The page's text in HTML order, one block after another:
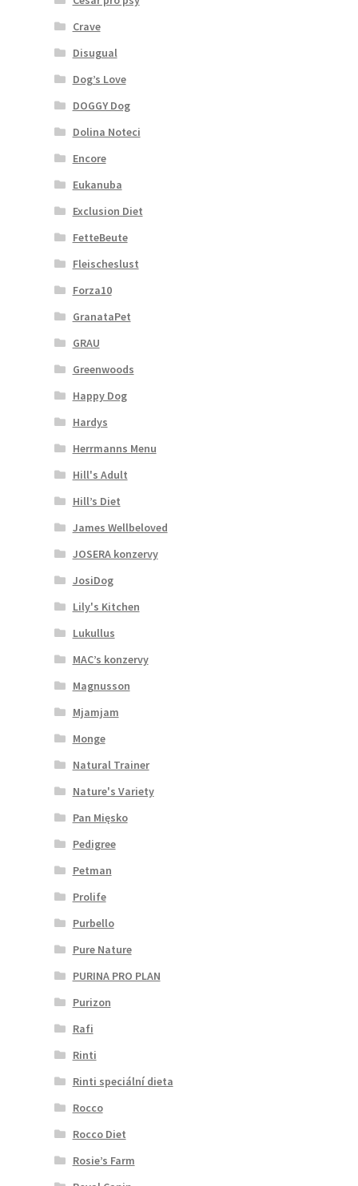
Crave
Disugual
Dog’s Love
DOGGY Dog
Dolina Noteci
Encore
Eukanuba
Exclusion Diet
FetteBeute
Fleischeslust
Forza10
GranataPet
GRAU
Greenwoods
Happy Dog
Hardys
Herrmanns Menu
Hill's Adult
Hill’s Diet
James Wellbeloved
JOSERA konzervy
JosiDog
Lily's Kitchen
Lukullus
MAC’s konzervy
Magnusson
Mjamjam
Monge
Natural Trainer
Nature's Variety
Pan Mięsko
Pedigree
Petman
Prolife
Purbello
Pure Nature
PURINA PRO PLAN
Purizon
Rafi
Rinti
Rinti speciální dieta
Rocco
Rocco Diet
Rosie’s Farm